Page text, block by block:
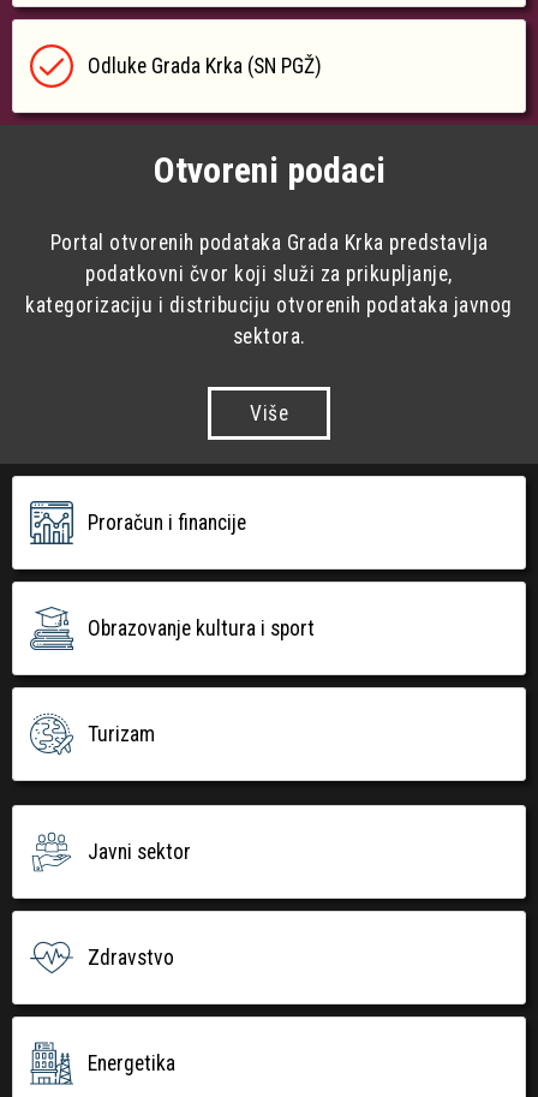
Odluke Grada Krka (SN PGŽ)
Otvoreni podaci
Portal otvorenih podataka Grada Krka predstavlja
podatkovni čvor koji služi za prikupljanje,
kategorizaciju i distribuciju otvorenih podataka javnog
sektora.
Više
Proračun i financije
Obrazovanje kultura i sport
Turizam
Javni sektor
Zdravstvo
Energetika